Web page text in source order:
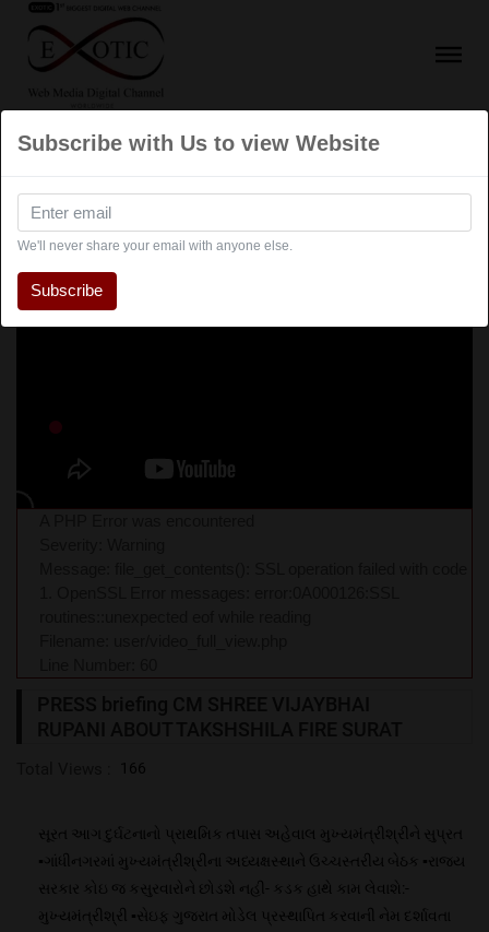
166
સૂરત આગ દુર્ઘટનાનો પ્રાથમિક તપાસ અહેવાલ મુખ્યમંત્રીશ્રીને સુપ્રત
▪ગાંધીનગરમાં મુખ્યમંત્રીશ્રીના અધ્યક્ષસ્થાને ઉચ્ચસ્તરીય બેઠક ▪રાજ્ય
સરકાર કોઇ જ કસુરવારોને છોડશે નહી- કડક હાથે કામ લેવાશે:-
મુખ્યમંત્રીશ્રી ▪સેઇફ ગુજરાત મોડેલ પ્રસ્થાપિત કરવાની નેમ દર્શાવતા
Subscribe with Us to view Website
We'll never share your email with anyone else.
Subscribe